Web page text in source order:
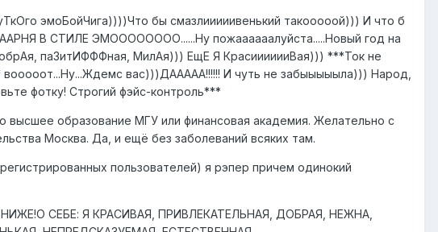
эмоБойЧига))))Что бы смазлииииивенький такооооой))) И что б
В СТИЛЕ ЭМОООООООО......Ну пожаааааалуйста.....Новый год на
паЗитИФФФная, МилАя))) ЕщЕ Я КрасииииииВая))) ***Ток не
вас)))ДААААА!!!!!! И чуть не забыыыыыла))) Народ,
фотку! Строгий фэйс-контроль***
образование МГУ или финансовая академия. Желательно с
Москва. Да, и ещё без заболеваний всяких там.
пользователей) я рэпер причем одинокий
СЕБЕ: Я КРАСИВАЯ, ПРИВЛЕКАТЕЛЬНАЯ, ДОБРАЯ, НЕЖНА,